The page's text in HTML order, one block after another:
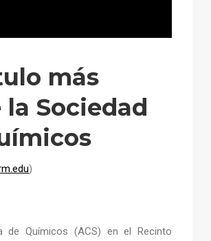
más
Sociedad
)
de Químicos (ACS) en el Recinto